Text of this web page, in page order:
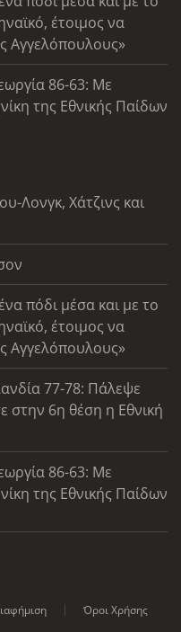
έτοιμος να
Αγγελόπουλους»
86-63: Με
της Εθνικής Παίδων
Λονγκ, Χάτζινς και
πόδι μέσα και με το
έτοιμος να
Αγγελόπουλους»
77-78: Πάλεψε
στην 6η θέση η Εθνική
86-63: Με
της Εθνικής Παίδων
Όροι Χρήσης